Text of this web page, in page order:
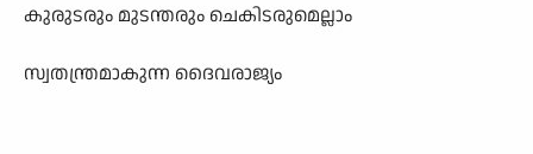
കുരുടരും മുടന്തരും ചെകിടരുമെല്ലാം
സ്വതന്ത്രമാകുന്ന ദൈവരാജ‍്യം